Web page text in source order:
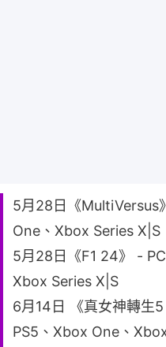
5月28日《MultiVersus
One、Xbox Series X|S
5月28日《F1 24》 -
Xbox Series X|S
6月14日 《真女神轉生
PS5、Xbox One、